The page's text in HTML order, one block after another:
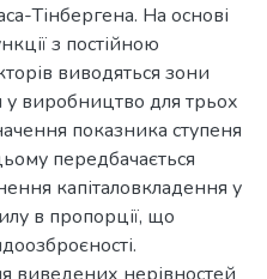
Тінбергена. На основі
з постійною
виводяться зони
у виробництво для трьох
показника ступеня
передбачається
капіталовкладення у
в пропорції, що